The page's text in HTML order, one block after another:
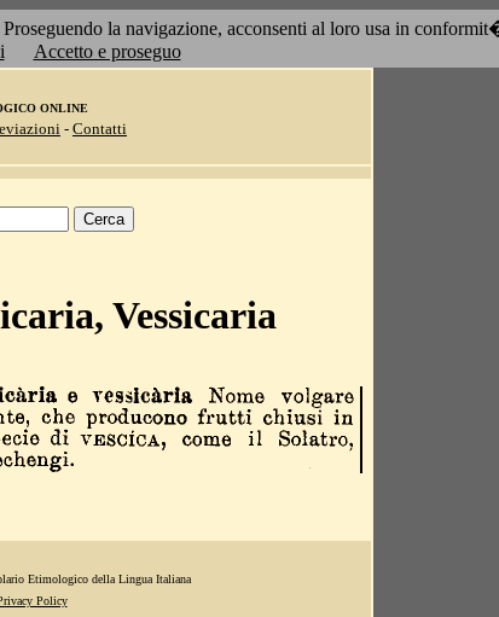
la navigazione, acconsenti al loro usa in
Accetto e proseguo
ONLINE
- Contatti
Vessicaria
Etimologico della Lingua Italiana
Policy